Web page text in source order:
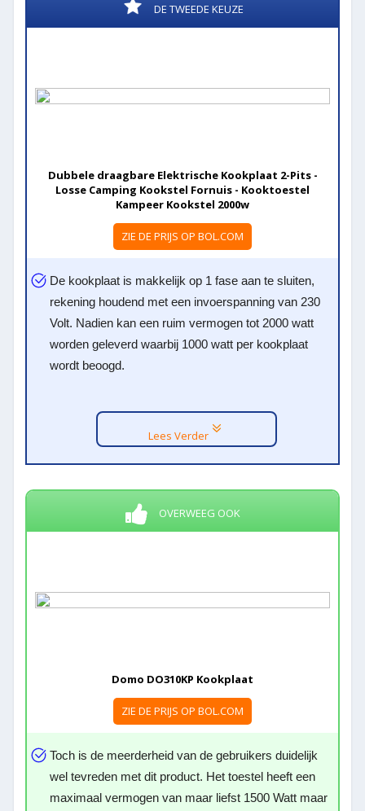
DE TWEEDE KEUZE
Dubbele draagbare Elektrische Kookplaat 2-Pits -
Losse Camping Kookstel Fornuis - Kooktoestel
Kampeer Kookstel 2000w
ZIE DE PRIJS OP BOL.COM
De kookplaat is makkelijk op 1 fase aan te sluiten,
rekening houdend met een invoerspanning van 230
Volt. Nadien kan een ruim vermogen tot 2000 watt
worden geleverd waarbij 1000 watt per kookplaat
wordt beoogd.
Lees Verder
OVERWEEG OOK
Domo DO310KP Kookplaat
ZIE DE PRIJS OP BOL.COM
Toch is de meerderheid van de gebruikers duidelijk
wel tevreden met dit product. Het toestel heeft een
maximaal vermogen van maar liefst 1500 Watt maar